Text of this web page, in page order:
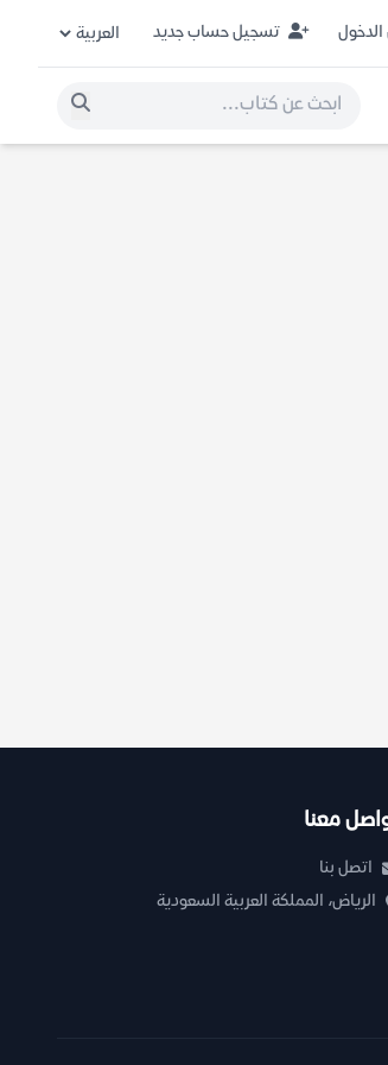
تسجيل حساب جديد
معنا
اتصل بنا
الرياض، المملكة العربية السعودية